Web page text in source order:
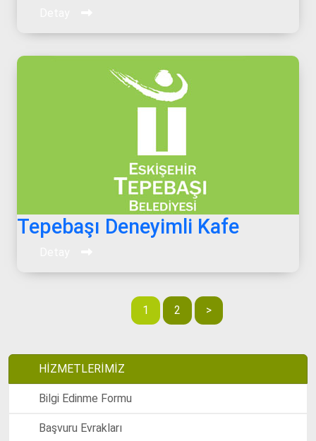
Tepebaşı Deneyimli Kafe
1 2 >
HİZMETLERİMİZ
Bilgi Edinme Formu
Başvuru Evrakları